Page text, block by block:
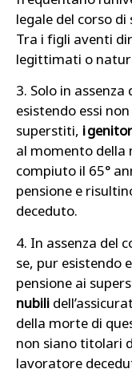
legale del corso
Tra i figli aventi
legittimati o
3. Solo in
esistendo essi
superstiti, i
al momento della
compiuto il 65°
pensione e
deceduto.
4. In assenza del
se, pur esistendo
pensione ai
nubili
della morte di
non siano titolari
lavoratore